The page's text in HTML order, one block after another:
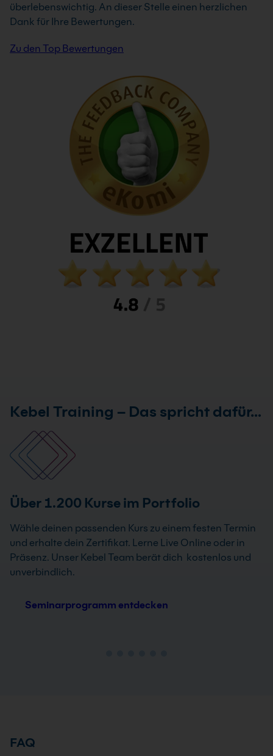
überlebenswichtig. An dieser Stelle einen herzlichen
Dank für Ihre Bewertungen.
Zu den Top Bewertungen
Kebel Training – Das spricht dafür…
Über 1.200 Kurse im Portfolio
Wähle deinen passenden Kurs zu einem festen Termin
und erhalte dein Zertifikat. Lerne Live Online oder in
Präsenz. Unser Kebel Team berät dich kostenlos und
unverbindlich.
Seminarprogramm entdecken
FAQ